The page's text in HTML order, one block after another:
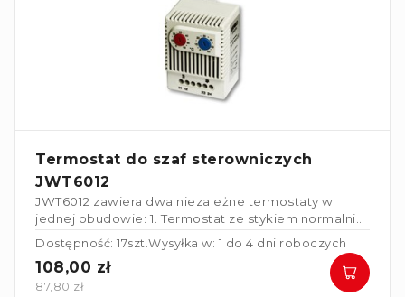
Termostat do szaf sterowniczych
JWT6012
JWT6012 zawiera dwa niezależne termostaty w
jednej obudowie: 1. Termostat ze stykiem normalnie
zwartym (NC) służący do sterowania ogrzewaczami.
2. Termostat ze stykiem normalnie rozwartym (NO)
służący do sterowania wentylatorami,
wymiennikami ciepła lub do włączania urządzeń
Dostępność: 17szt.Wysyłka w: 1 do 4 dni roboczych
108,00 zł
87,80 zł